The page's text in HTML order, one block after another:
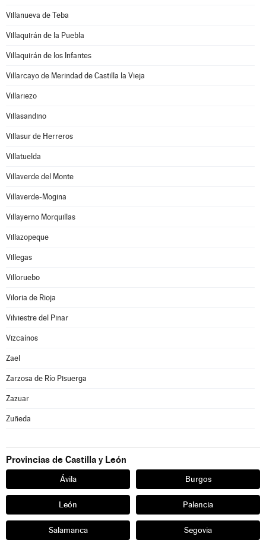
Villanueva de Teba
Villaquirán de la Puebla
Villaquirán de los Infantes
Villarcayo de Merindad de Castilla la Vieja
Villariezo
Villasandino
Villasur de Herreros
Villatuelda
Villaverde del Monte
Villaverde-Mogina
Villayerno Morquillas
Villazopeque
Villegas
Villoruebo
Viloria de Rioja
Vilviestre del Pinar
Vizcaínos
Zael
Zarzosa de Río Pisuerga
Zazuar
Zuñeda
Provincias de Castilla y León
Ávila Burgos
León Palencia
Salamanca Segovia